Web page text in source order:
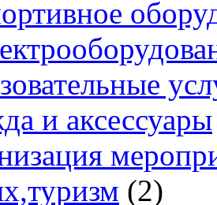
и аксессуары
(2)